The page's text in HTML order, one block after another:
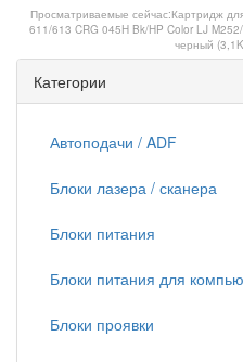
Просматриваемые сейчас:Картридж
611/613 CRG 045H Bk/HP Color LJ
черный
Категории
Автоподачи / ADF
Блоки лазера / сканера
Блоки питания
Блоки питания для
Блоки проявки